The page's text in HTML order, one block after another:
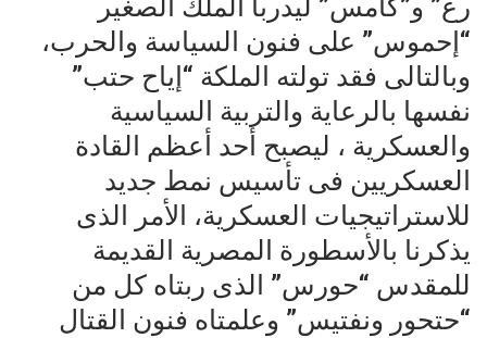
رع” و”كامس” ليدربا الملك الصغير
“إحموس” على فنون السياسة والحرب،
وبالتالى فقد تولته الملكة “إياح حتب”
نفسها بالرعاية والتربية السياسية
والعسكرية ، ليصبح أحد أعظم القادة
العسكريين فى تأسيس نمط جديد
للاستراتيجيات العسكرية، الأمر الذى
يذكرنا بالأسطورة المصرية القديمة
للمقدس “حورس” الذى ربتاه كل من
“حتحور ونفتيس” وعلمتاه فنون القتال